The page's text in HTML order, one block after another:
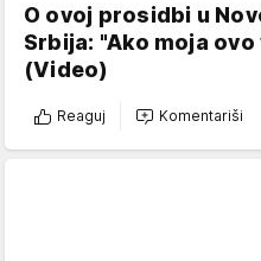
O ovoj prosidbi u
Srbija: "Ako moja
(Video)
Reaguj Komentariši